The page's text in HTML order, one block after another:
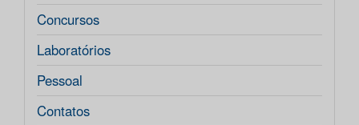
Concursos
Laboratórios
Pessoal
Contatos